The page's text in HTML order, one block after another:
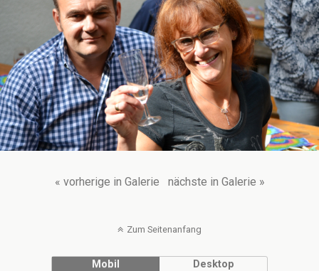
« vorherige in Galerie nächste in Galerie »
Zum Seitenanfang
Mobil Desktop